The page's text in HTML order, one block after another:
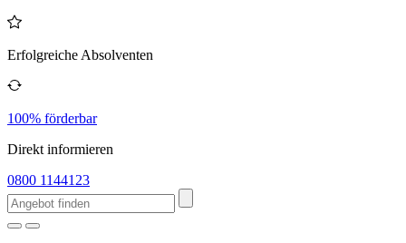
Erfolgreiche Absolventen
100% förderbar
Direkt informieren
0800 1144123